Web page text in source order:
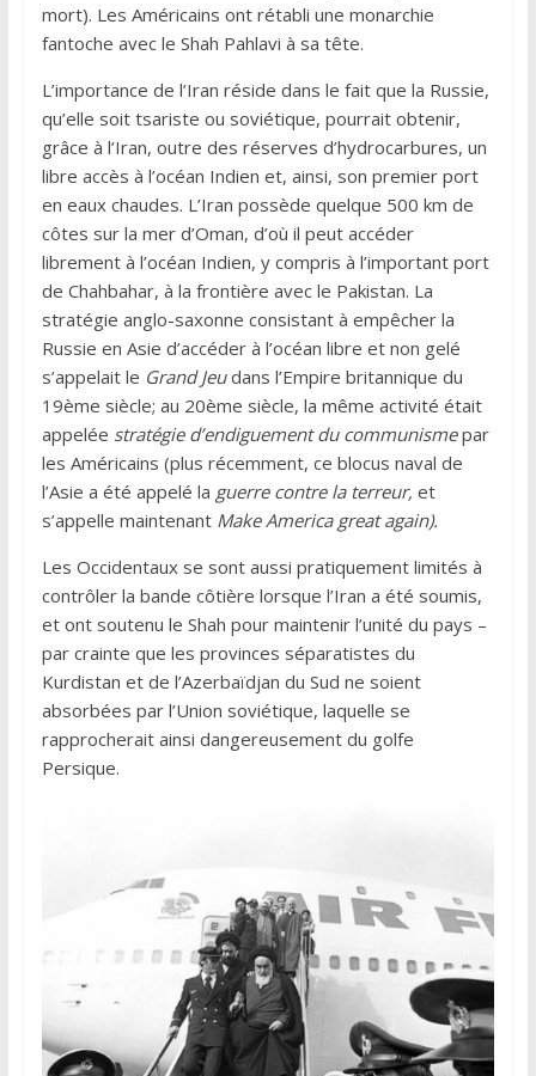
mort). Les Américains ont rétabli une monarchie
fantoche avec le Shah Pahlavi à sa tête.
L’importance de l’Iran réside dans le fait que la Russie,
qu’elle soit tsariste ou soviétique, pourrait obtenir,
grâce à l’Iran, outre des réserves d’hydrocarbures, un
libre accès à l’océan Indien et, ainsi, son premier port
en eaux chaudes. L’Iran possède quelque 500 km de
côtes sur la mer d’Oman, d’où il peut accéder
librement à l’océan Indien, y compris à l’important port
de Chahbahar, à la frontière avec le Pakistan. La
stratégie anglo-saxonne consistant à empêcher la
Russie en Asie d’accéder à l’océan libre et non gelé
s’appelait le Grand Jeudans l’Empire britannique du
19ème siècle; au 20ème siècle, la même activité était
appelée stratégie d’endiguement du communismepar
les Américains (plus récemment, ce blocus naval de
l’Asie a été appelé la guerre contre la terreur, et
s’appelle maintenant Make America great again).
Les Occidentaux se sont aussi pratiquement limités à
contrôler la bande côtière lorsque l’Iran a été soumis,
et ont soutenu le Shah pour maintenir l’unité du pays –
par crainte que les provinces séparatistes du
Kurdistan et de l’Azerbaïdjan du Sud ne soient
absorbées par l’Union soviétique, laquelle se
rapprocherait ainsi dangereusement du golfe
Persique.